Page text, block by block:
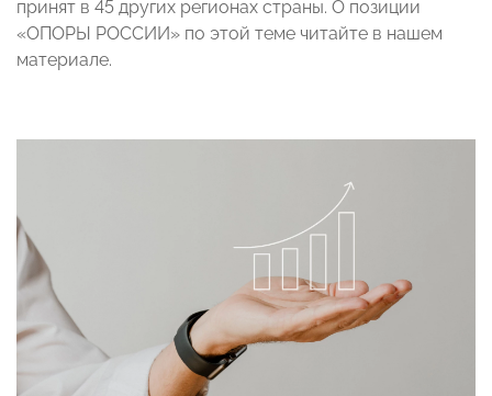
принят в 45 других регионах страны. О позиции
«ОПОРЫ РОССИИ» по этой теме читайте в нашем
материале.